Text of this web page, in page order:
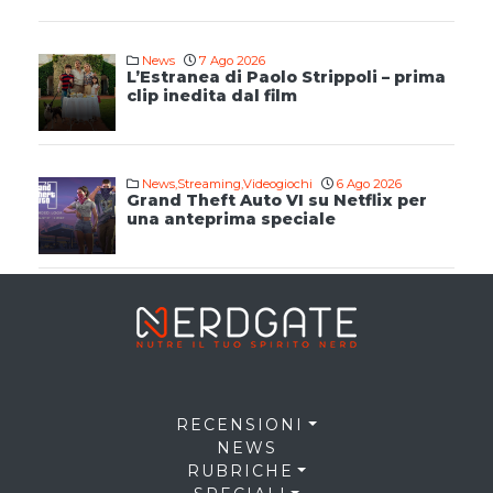
News 7 Ago 2026
L’Estranea di Paolo Strippoli – prima
clip inedita dal film
News,Streaming,Videogiochi 6 Ago 2026
Grand Theft Auto VI su Netflix per
una anteprima speciale
RECENSIONI
NEWS
RUBRICHE